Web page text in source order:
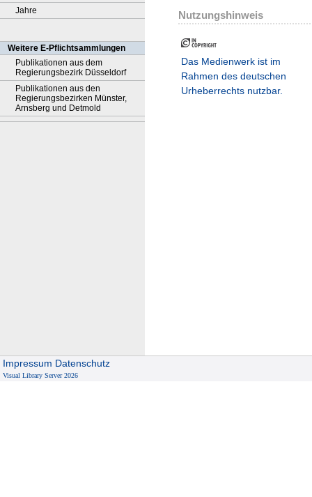
Jahre
Weitere E-Pflichtsammlungen
Publikationen aus dem
Regierungsbezirk Düsseldorf
Publikationen aus den
Regierungsbezirken Münster,
Arnsberg und Detmold
Nutzungshinweis
Das Medienwerk ist im
Rahmen des deutschen
Urheberrechts nutzbar.
Impressum Datenschutz
Visual Library Server 2026